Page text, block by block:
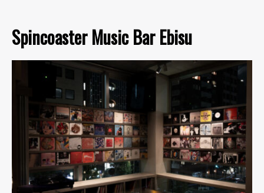
Spincoaster Music Bar Ebisu